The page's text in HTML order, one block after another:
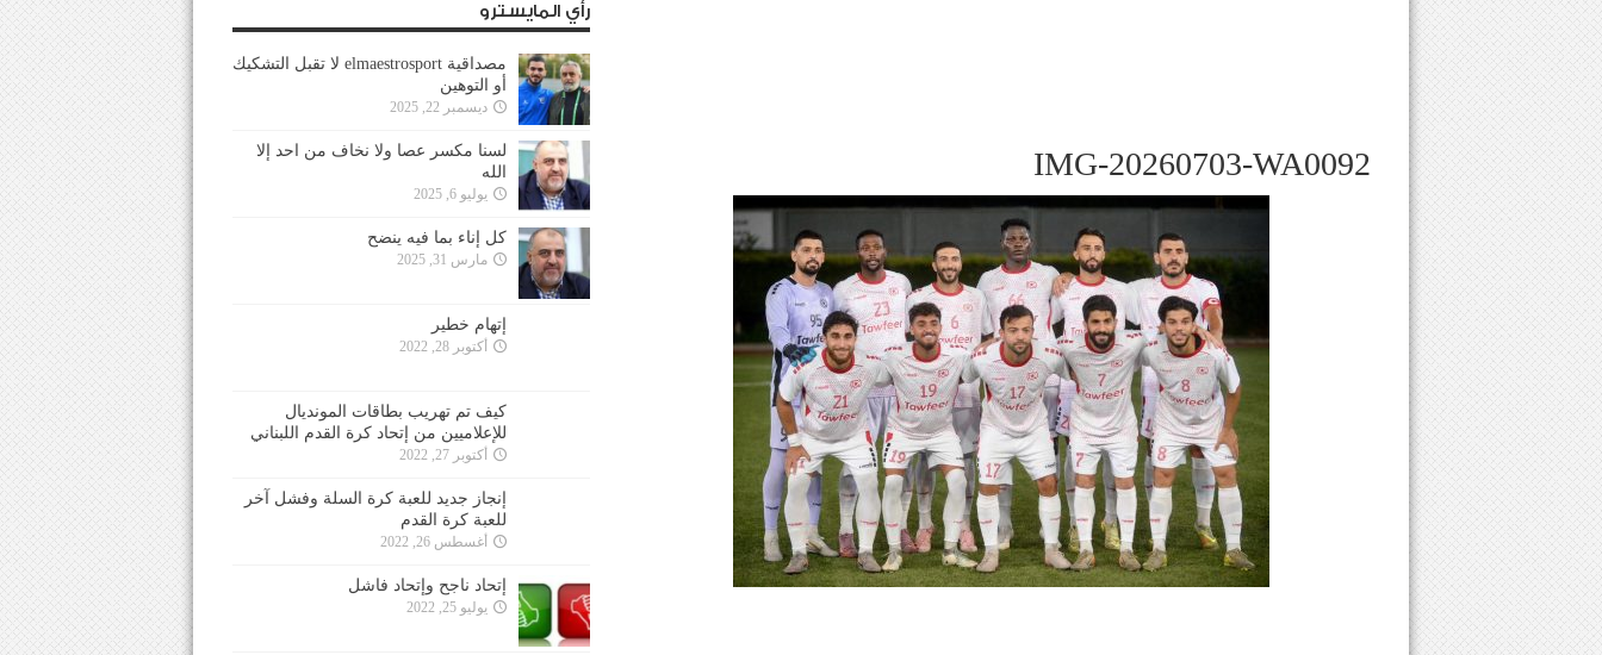
IMG-20260703-WA0092
رأي المايسترو
مصداقية elmaestrosport لا تقبل التشكيك
أو التوهين
ديسمبر 22, 2025
لسنا مكسر عصا ولا نخاف من احد إلا
الله
يوليو 6, 2025
كل إناء بما فيه ينضح
مارس 31, 2025
إتهام خطير
أكتوبر 28, 2022
كيف تم تهريب بطاقات المونديال
للإعلاميين من إتحاد كرة القدم اللبناني
أكتوبر 27, 2022
إنجاز جديد للعبة كرة السلة وفشل آخر
للعبة كرة القدم
أغسطس 26, 2022
إتحاد ناجح وإتحاد فاشل
يوليو 25, 2022